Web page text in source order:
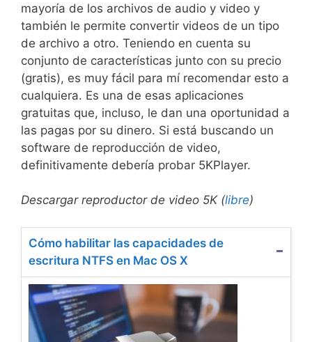
mayoría de los archivos de audio y video y
también le permite convertir videos de un tipo
de archivo a otro. Teniendo en cuenta su
conjunto de características junto con su precio
(gratis), es muy fácil para mí recomendar esto a
cualquiera. Es una de esas aplicaciones
gratuitas que, incluso, le dan una oportunidad a
las pagas por su dinero. Si está buscando un
software de reproducción de video,
definitivamente debería probar 5KPlayer.
Descargar reproductor de video 5K (libre)
Cómo habilitar las capacidades de
escritura NTFS en Mac OS X